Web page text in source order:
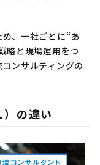
、一社ごとに“あ
略と現場運用をつ
ンサルティングの
の違い